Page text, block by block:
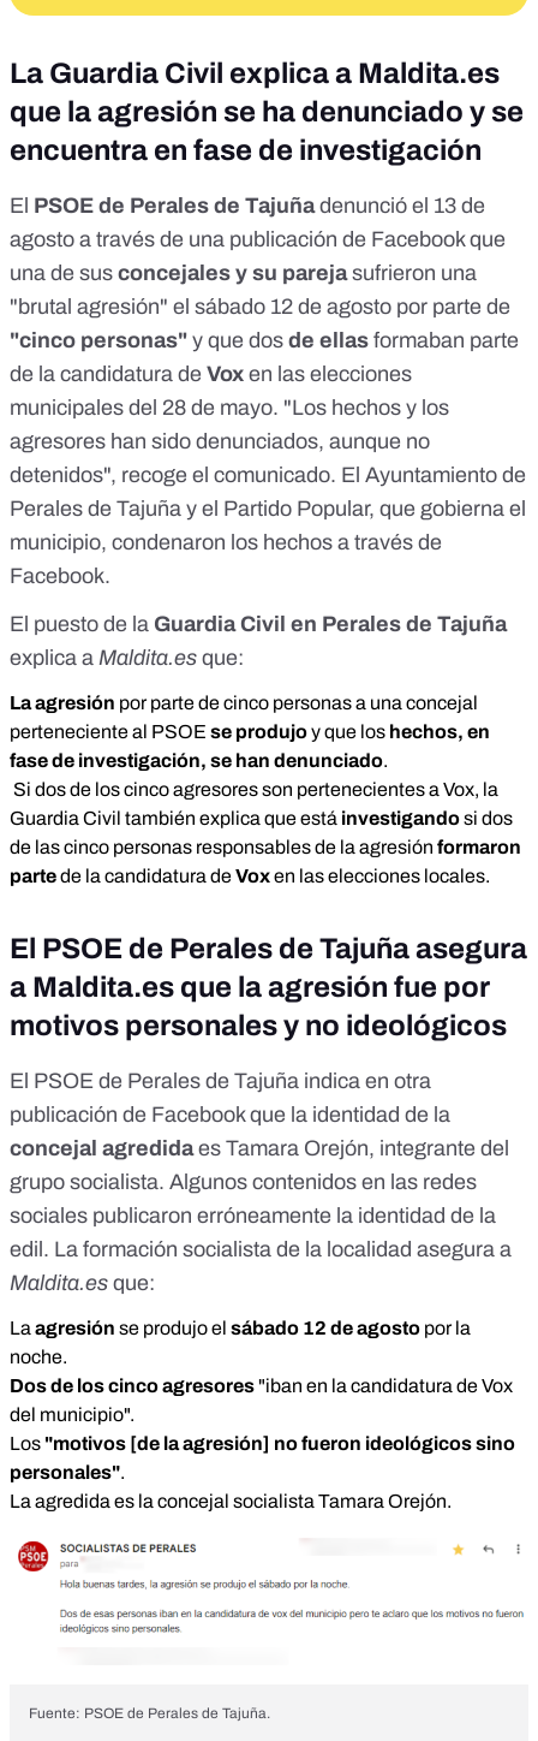
La Guardia Civil explica a Maldita.es
que la agresión se ha denunciado y se
encuentra en fase de investigación
El PSOE de Perales de Tajuñadenunció el 13 de
agosto a través de una publicación de Facebookque
una de sus concejales y su parejasufrieron una
"brutal agresión" el sábado 12 de agosto por parte de
"cinco personas" y que dos de ellas formaban parte
de la candidatura de Vox en las elecciones
municipales del 28 de mayo. "Los hechos y los
agresores han sido denunciados, aunque no
detenidos", recoge el comunicado. El Ayuntamiento de
Perales de Tajuña y el Partido Popular, que gobierna el
municipio, condenaron los hechos a través de
Facebook.
El puesto de la Guardia Civil en Perales de Tajuña
explica a Maldita.es que:
La agresión por parte de cinco personas a una concejal
perteneciente al PSOE se produjoy que los hechos, en
fase de investigación, se han denunciado.
Si dos de los cinco agresores son pertenecientes a Vox, la
Guardia Civil también explica que está investigandosi dos
de las cinco personas responsables de la agresión formaron
partede la candidatura deVoxen las elecciones locales.
El PSOE de Perales de Tajuña asegura
a Maldita.es que la agresión fue por
motivos personales y no ideológicos
El PSOE de Perales de Tajuña indica en otra
publicación de Facebookque la identidad de la
concejal agredidaes Tamara Orejón, integrante del
grupo socialista. Algunos contenidos en las redes
sociales publicaron erróneamente la identidad de la
edil . La formación socialista de la localidad asegura a
Maldita.es que:
La agresión se produjo el sábado 12 de agosto por la
noche.
Dos de los cinco agresores"iban en la candidatura de Vox
del municipio".
Los "motivos [de la agresión] no fueron ideológicos sino
personales".
La agredida es la concejal socialista Tamara Orejón.
Fuente: PSOE de Perales de Tajuña.